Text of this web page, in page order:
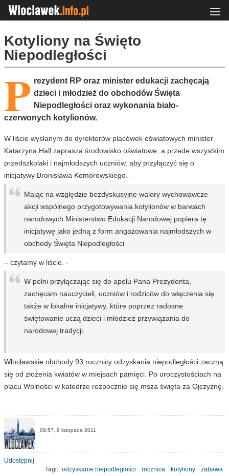
Kotyliony na Święto
Niepodległości
P rezydent RP oraz minister edukacji zachęcają
dzieci i młodzież do obchodów Święta
Niepodległości oraz wykonania biało-
czerwonych kotylionów.
W liście wysłanym do dyrektorów placówek oświatowych minister
Katarzyna Hall zaprasza środowisko oświatowe, a przede wszystkim
przedszkolaki i najmłodszych uczniów, aby przyłączyć się o
inicjatywy Bronisława Komorowskiego. -
Mając na względzie bezdyskusyjne walory wychowawcze
akcji wspólnego przygotowywania kotylionów w barwach
narodowych Ministerstwo Edukacji Narodowej popiera tę
inicjatywę jako jedną z form angażowania najmłodszych w
obchody Święta Niepodległości
– czytamy w liście. -
W pełni przyłączając się do apelu Pana Prezydenta,
zachęcam nauczycieli, uczniów i rodziców do włączenia się
także w lokalne inicjatywy, które poprzez radosne
świętowanie uczą dzieci i młodzież przywiązania do
narodowej tradycji.
Włocławskie obchody 93 rocznicy odzyskania niepodległości zaczną
się od złożenia kwiatów w miejsach pamięci. Po uroczystościach na
placu Wolności w katedrze rozpocznie się msza święta za Ojczyznę.
08:57, 8 listopada 2011
Udostępnij
Tagi: odzyskanie niepodległości rocznica kotyliony
zabawa